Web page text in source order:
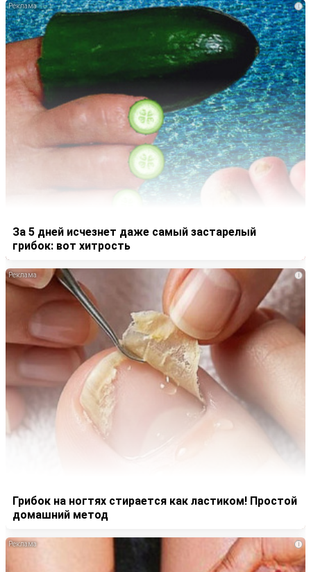
i
За 5 дней исчезнет даже самый застарелый
грибок: вот хитрость
i
Грибок на ногтях стирается как ластиком! Простой
домашний метод
i